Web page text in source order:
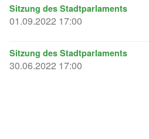
Sitzung des Stadtparlaments
01.09.2022 17:00
Sitzung des Stadtparlaments
30.06.2022 17:00